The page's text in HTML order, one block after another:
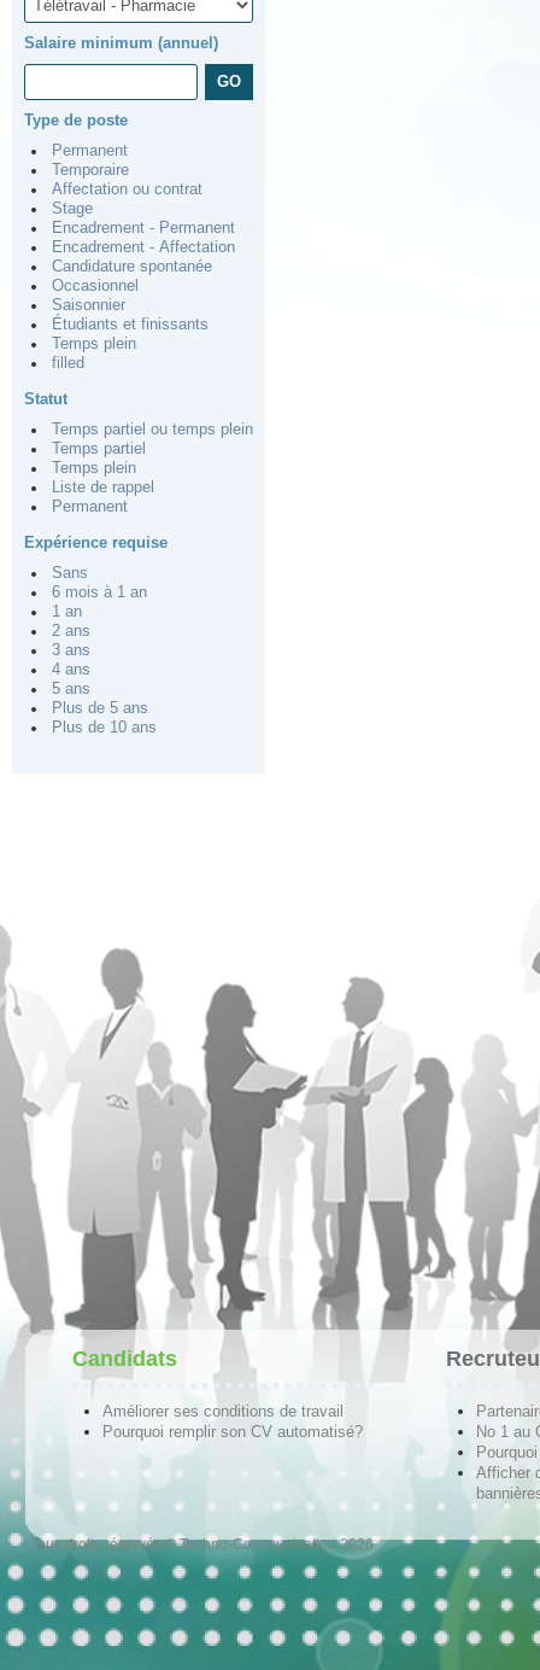
Salaire minimum (annuel)
Type de poste
Permanent
Temporaire
Affectation ou contrat
Stage
Encadrement - Permanent
Encadrement - Affectation
Candidature spontanée
Occasionnel
Saisonnier
Étudiants et finissants
Temps plein
filled
Statut
Temps partiel ou temps plein
Temps partiel
Temps plein
Liste de rappel
Permanent
Expérience requise
Sans
6 mois à 1 an
1 an
2 ans
3 ans
4 ans
5 ans
Plus de 5 ans
Plus de 10 ans
Candidats
Améliorer ses conditions de travail
Pourquoi remplir son CV automatisé?
No 1 au
Afficher
Tous droits réservés © Techno-Communication 2026